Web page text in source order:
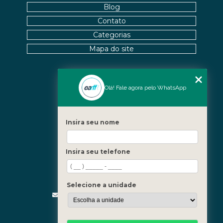
ENCONTRAR O MELHOR
PARA ENCONTRAR O MELHOR
OSTEOPATIA PERTO DE MIM: TUDO SOBRE O TEMA
DIVERSAS CONDIÇÕES DE SAÚDE
SAÚDE E BEM-ESTAR
DESCUBRA OS BENEFÍCIOS E TRATAMENTOS
DESCUBRA BENEFÍCIOS E TRATAMENTOS
Fale Conosco
(21) 3619-5657
(21) 99390-3850
contato@fisioterapiainvestigativa.com
Segunda a sexta, das 7h às 21h
Nossas Unidades
Barra - Rio de Janeiro
Blog
Contato
Categorias
Mapa do site
Olá! Fale agora pelo WhatsApp
Insira seu nome
Insira seu telefone
Selecione a unidade